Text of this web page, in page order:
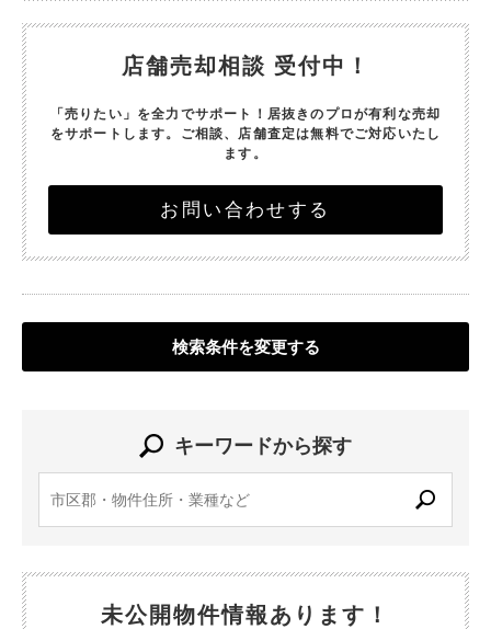
店舗売却相談 受付中！
「売りたい」を全力でサポート！ 居抜きのプロが有利な売却
をサポートします。 ご相談、店舗査定は無料でご対応いたし
ます。
お問い合わせする
検索条件を変更する
キーワードから探す
未公開物件情報あります！